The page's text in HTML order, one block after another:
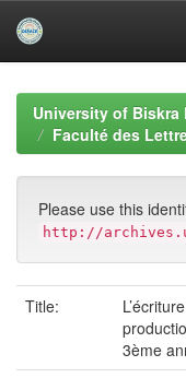
navigationUniversity of Biskra
Faculté des
Please use this
http://
Title:
3ème